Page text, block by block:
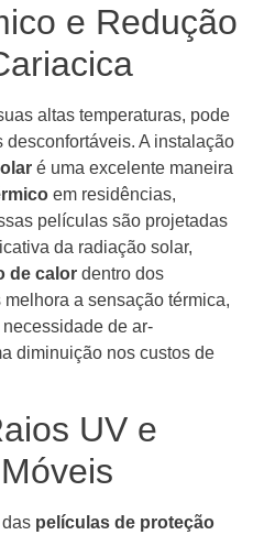
e Redução
altas temperaturas, pode
A instalação
é uma excelente maneira
em residências,
películas são projetadas
da radiação solar,
de calor dentro dos
a sensação térmica,
de ar-
diminuição nos custos de
UV e
películas de proteção